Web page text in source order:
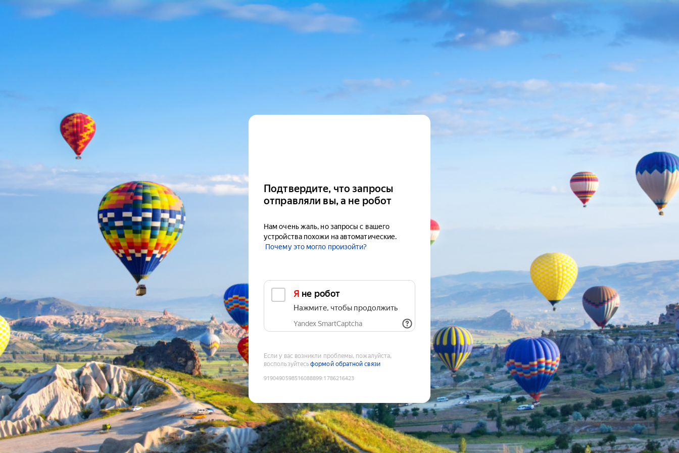
Подтвердите, что запросы
отправляли вы, а не робот
Нам очень жаль, но запросы с вашего
устройства похожи на автоматические.
Почему это могло произойти?
Я не робот
Нажмите, чтобы продолжить
Yandex SmartCaptcha
Если у вас возникли проблемы, пожалуйста,
воспользуйтесьформой обратной связи
9190490598516088899:1786216423